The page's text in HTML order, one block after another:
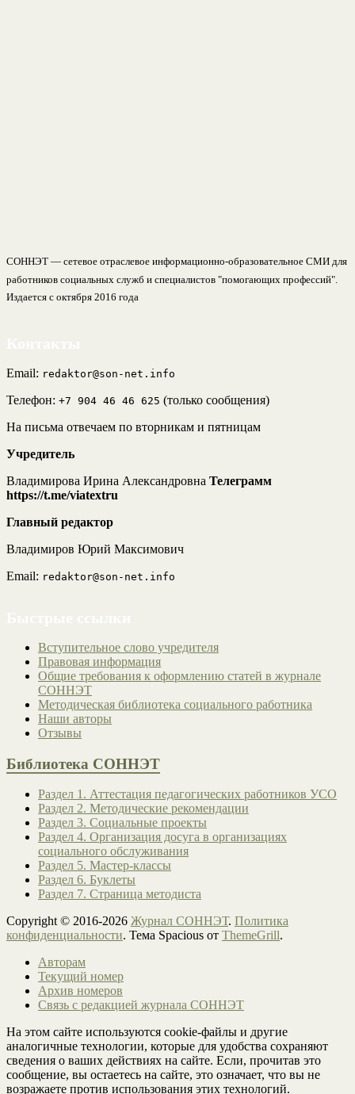
СОННЭТ — сетевое отраслевое информационно-образовательное СМИ для
работников социальных служб и специалистов "помогающих профессий".
Издается с октября 2016 года
Email: redaktor@son-net.info
Телефон: +7 904 46 46 625 (только сообщения)
На письма отвечаем по вторникам и пятницам
Учредитель
Владимирова Ирина Александровна Телеграмм
https://t.me/viatextru
Главный редактор
Владимиров Юрий Максимович
Email: redaktor@son-net.info
Вступительное слово учредителя
Правовая информация
Общие требования к оформлению статей в журнале
СОННЭТ
Методическая библиотека социального работника
Наши авторы
Отзывы
Библиотека СОННЭТ
Раздел 1. Аттестация педагогических работников УСО
Раздел 2. Методические рекомендации
Раздел 3. Социальные проекты
Раздел 4. Организация досуга в организациях
социального обслуживания
Раздел 5. Мастер-классы
Раздел 6. Буклеты
Раздел 7. Страница методиста
Copyright © 2016-2026 Журнал СОННЭТ. Политика
конфиденциальности. Тема Spacious от ThemeGrill.
Авторам
Текущий номер
Архив номеров
Связь с редакцией журнала СОННЭТ
На этом сайте используются cookie-файлы и другие
аналогичные технологии, которые для удобства сохраняют
сведения о ваших действиях на сайте. Если, прочитав это
сообщение, вы остаетесь на сайте, это означает, что вы не
возражаете против использования этих технологий.